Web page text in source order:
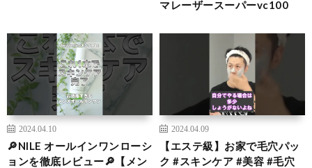
マレーザースーパーvc100
2024.04.10
🔎NILE オールインワンローシ
ョンを徹底レビュー🔎【メン
2024.04.09
【エステ級】お家で毛穴パッ
ク #スキンケア #美容 #毛穴